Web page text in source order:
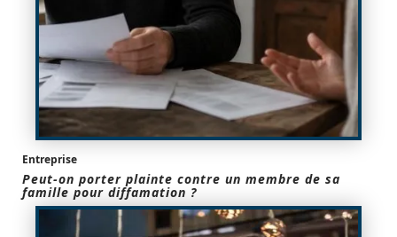
Entreprise
Peut-on porter plainte contre un membre de sa
famille pour diffamation ?